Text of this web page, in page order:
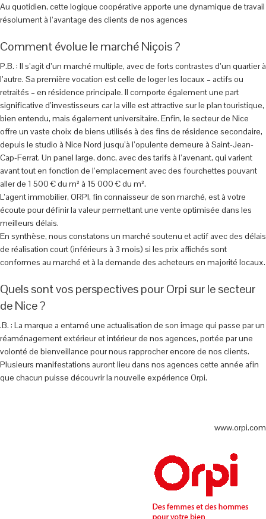
Au quotidien, cette logique coopérative apporte une dynamique de travail
résolument à l’avantage des clients de nos agences
Comment évolue le marché Niçois ?
P.B. : Il s’agit d’un marché multiple, avec de forts contrastes d’un quartier à
l’autre. Sa première vocation est celle de loger les locaux – actifs ou
retraités – en résidence principale. Il comporte également une part
significative d’investisseurs car la ville est attractive sur le plan touristique,
bien entendu, mais également universitaire. Enfin, le secteur de Nice
offre un vaste choix de biens utilisés à des fins de résidence secondaire,
depuis le studio à Nice Nord jusqu’à l’opulente demeure à Saint-Jean-
Cap-Ferrat. Un panel large, donc, avec des tarifs à l’avenant, qui varient
avant tout en fonction de l’emplacement avec des fourchettes pouvant
aller de 1 500 € du m² à 15 000 € du m².
L’agent immobilier, ORPI, fin connaisseur de son marché, est à votre
écoute pour définir la valeur permettant une vente optimisée dans les
meilleurs délais.
En synthèse, nous constatons un marché soutenu et actif avec des délais
de réalisation court (inférieurs à 3 mois) si les prix affichés sont
conformes au marché et à la demande des acheteurs en majorité locaux.
Quels sont vos perspectives pour Orpi sur le secteur
de Nice ?
.B. : La marque a entamé une actualisation de son image qui passe par un
réaménagement extérieur et intérieur de nos agences, portée par une
volonté de bienveillance pour nous rapprocher encore de nos clients.
Plusieurs manifestations auront lieu dans nos agences cette année afin
que chacun puisse découvrir la nouvelle expérience Orpi.
www.orpi.com